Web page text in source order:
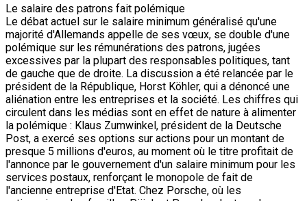
Le salaire des patrons fait polémique
Le débat actuel sur le salaire minimum généralisé qu'une
majorité d'Allemands appelle de ses vœux, se double d'une
polémique sur les rémunérations des patrons, jugées
excessives par la plupart des responsables politiques, tant
de gauche que de droite. La discussion a été relancée par le
président de la République, Horst Köhler, qui a dénoncé une
aliénation entre les entreprises et la société. Les chiffres qui
circulent dans les médias sont en effet de nature à alimenter
la polémique : Klaus Zumwinkel, président de la Deutsche
Post, a exercé ses options sur actions pour un montant de
presque 5 millions d'euros, au moment où le titre profitait de
l'annonce par le gouvernement d'un salaire minimum pour les
services postaux, renforçant le monopole de fait de
l'ancienne entreprise d'Etat. Chez Porsche, où les